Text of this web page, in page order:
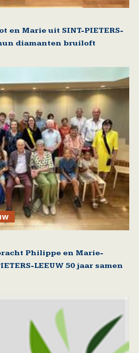
en Marie uit SINT-PIETERS-
diamanten bruiloft
Philippe en Marie-
LEEUW 50 jaar samen